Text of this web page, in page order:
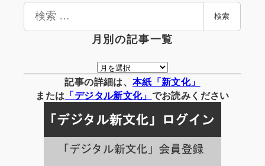
検
検索
月別の記事一覧
月
別
の
事
一
覧
記事の詳細は、 本紙「新文化」
または 「デジタル新文化」 でお読みください